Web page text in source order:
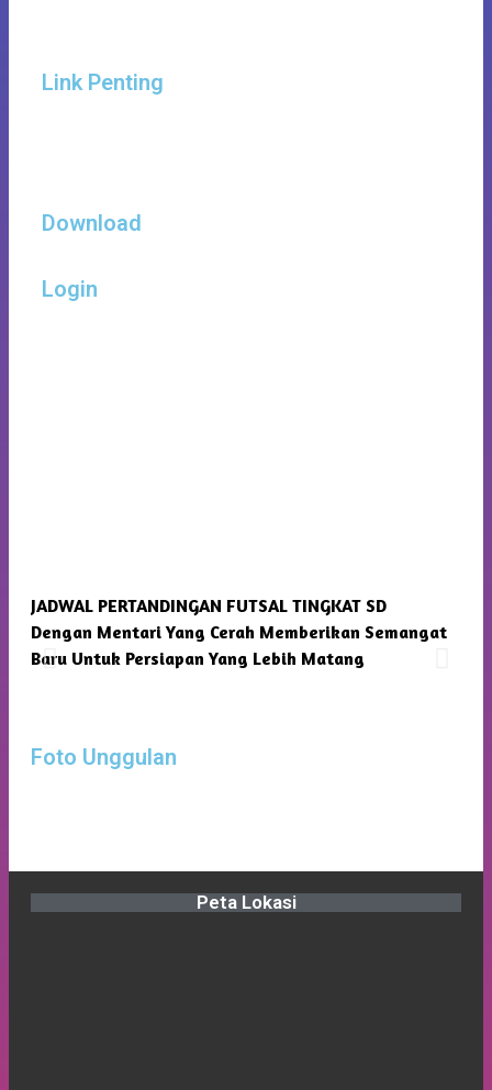
Link Penting
Download
Login
JADWAL PERTANDINGAN FUTSAL TINGKAT SD
Dengan Mentari Yang Cerah Memberikan Semangat
Baru Untuk Persiapan Yang Lebih Matang
Foto Unggulan
Peta Lokasi